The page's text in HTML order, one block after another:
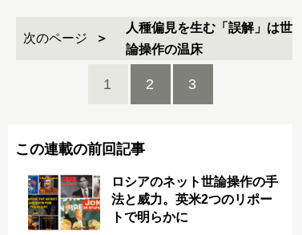
次のページ
人種偏見を生む「誤解」は世
論操作の温床
1 2 3
この連載の前回記事
ロシアのネット世論操作の手
法と威力。英米2つのリポー
トで明らかに